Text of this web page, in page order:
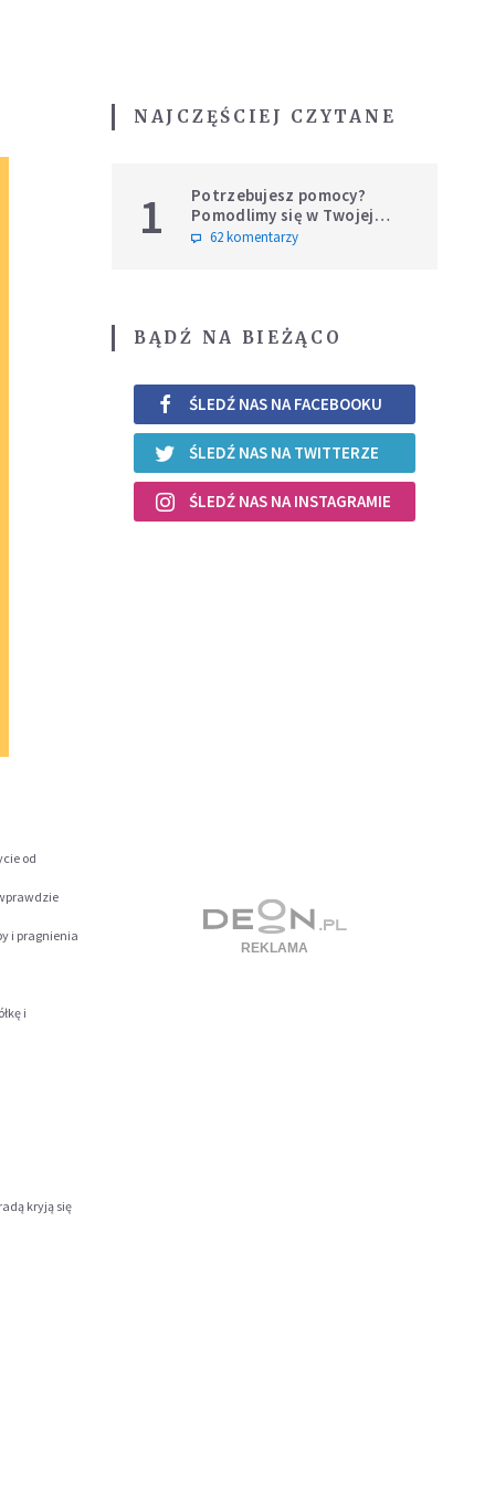
od
i pragnienia
i
kryją się
NAJCZĘŚCIEJ CZYTANE
1
Potrzebujesz pomocy?
Pomodlimy się w Twojej
intencji
62 komentarzy
BĄDŹ NA BIEŻĄCO
ŚLEDŹ NAS NA FACEBOOKU
ŚLEDŹ NAS NA TWITTERZE
ŚLEDŹ NAS NA INSTAGRAMIE